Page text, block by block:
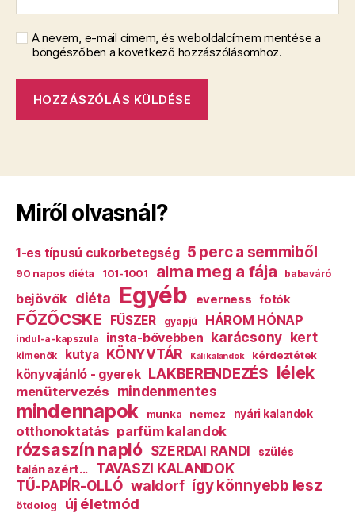
A nevem, e-mail címem, és weboldalcímem mentése a
böngészőben a következő hozzászólásomhoz.
Miről olvasnál?
1-es típusú cukorbetegség 5 perc a semmiből
90 napos diéta 101-1001 alma meg a fája babaváró
bejövők diéta Egyéb everness fotók
FŐZŐCSKE FŰSZER gyapjú HÁROM HÓNAP
indul-a-kapszula insta-bővebben karácsony kert
kimenők kutya KÖNYVTÁR Káli kalandok kérdeztétek
könyvajánló - gyerek LAKBERENDEZÉS lélek
menütervezés mindenmentes
mindennapok munka nemez nyári kalandok
otthonoktatás parfüm kalandok
rózsaszín napló SZERDAI RANDI szülés
talán azért...
TAVASZI KALANDOK
TŰ-PAPÍR-OLLÓ waldorf így könnyebb lesz
ötdolog új életmód